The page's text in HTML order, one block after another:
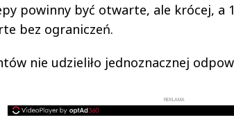
powinny być otwarte, ale krócej, a
bez ograniczeń.
nie udzieliło jednoznacznej
REKLAMA